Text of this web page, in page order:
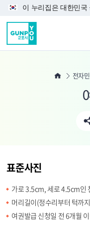
이 누리집은 대한민국
전자
표준사진
가로 3.5cm, 세로 4.5cm인
머리길이(정수리부터 턱까
여권발급 신청일 전 6개월